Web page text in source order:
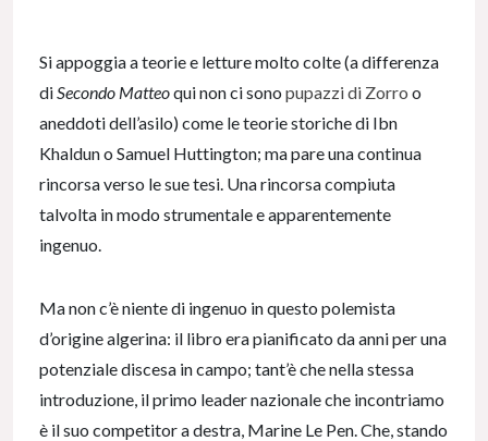
Si appoggia a teorie e letture molto colte (a differenza
diSecondo Matteoqui non ci sono pupazzi di Zorro o
aneddoti dell’asilo) come le teorie storiche di Ibn
Khaldun o Samuel Huttington; ma pare una continua
rincorsa verso le sue tesi. Una rincorsa compiuta
talvolta in modo strumentale e apparentemente
ingenuo.
Ma non c’è niente di ingenuo in questo polemista
d’origine algerina: il libro era pianificato da anni per una
potenziale discesa in campo; tant’è che nella stessa
introduzione, il primo leader nazionale che incontriamo
è il suo competitor a destra, Marine Le Pen. Che, stando